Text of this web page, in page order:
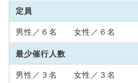
定員
男性／６名 女性／６名
最少催行人数
男性／３名 女性／３名